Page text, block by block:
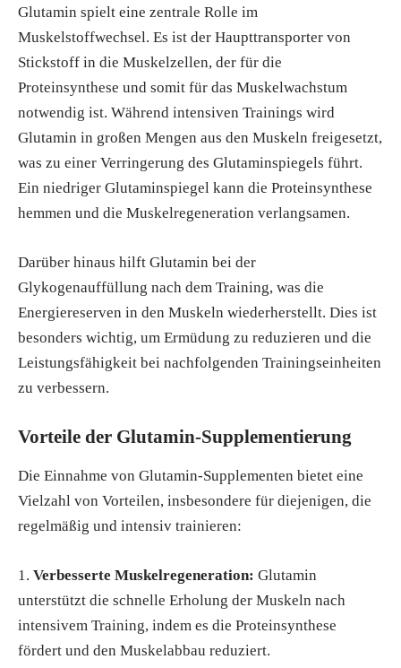
Glutamin spielt eine zentrale Rolle im
Muskelstoffwechsel. Es ist der Haupttransporter von
Stickstoff in die Muskelzellen, der für die
Proteinsynthese und somit für das Muskelwachstum
notwendig ist. Während intensiven Trainings wird
Glutamin in großen Mengen aus den Muskeln freigesetzt,
was zu einer Verringerung des Glutaminspiegels führt.
Ein niedriger Glutaminspiegel kann die Proteinsynthese
hemmen und die Muskelregeneration verlangsamen.
Darüber hinaus hilft Glutamin bei der
Glykogenauffüllung nach dem Training, was die
Energiereserven in den Muskeln wiederherstellt. Dies ist
besonders wichtig, um Ermüdung zu reduzieren und die
Leistungsfähigkeit bei nachfolgenden Trainingseinheiten
zu verbessern.
Vorteile der Glutamin-Supplementierung
Die Einnahme von Glutamin-Supplementen bietet eine
Vielzahl von Vorteilen, insbesondere für diejenigen, die
regelmäßig und intensiv trainieren:
Verbesserte Muskelregeneration: Glutamin
unterstützt die schnelle Erholung der Muskeln nach
intensivem Training, indem es die Proteinsynthese
fördert und den Muskelabbau reduziert.